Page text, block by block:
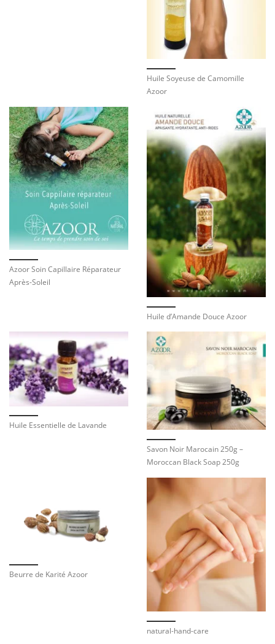
Huile Soyeuse de Camomille
Azoor
Azoor Soin Capillaire Réparateur
Après-Soleil
Huile d’Amande Douce Azoor
Huile Essentielle de Lavande
Savon Noir Marocain 250g –
Moroccan Black Soap 250g
Beurre de Karité Azoor
natural-hand-care